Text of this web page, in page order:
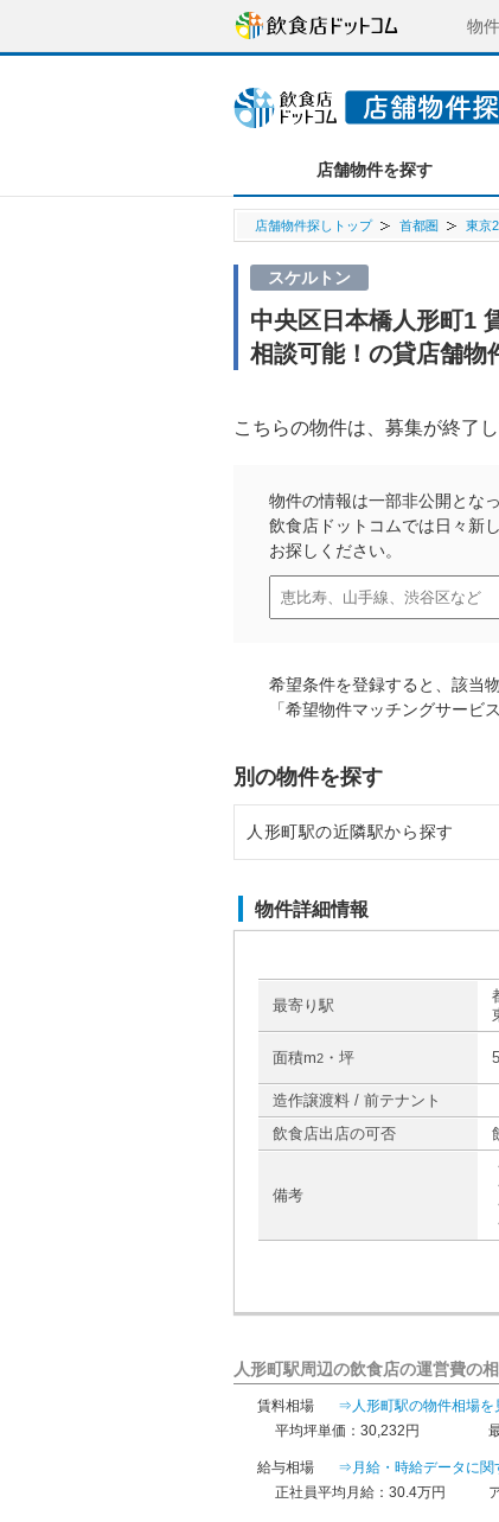
物
店舗物件を探す
店舗物件探しトップ 首都圏 東京
スケルトン
中央区日本橋人形町1
相談可能！の貸店舗物
こちらの物件は、募集が終了し
物件の情報は一部非公開とな
飲食店ドットコムでは日々新
お探しください。
希望条件を登録すると、該当
「希望物件マッチングサービ
別の物件を探す
人形町駅の近隣駅から探す
茅場町駅の店舗物件・貸店舗
小伝馬町駅の店舗物件・貸店
物件詳細情報
最寄り駅
面積m2 ・坪
造作譲渡料 / 前テナント
飲食店出店の可否
備考
人形町駅周辺の飲食店の運営費の
賃料相場
⇒人形町駅の物件相場を
平均坪単価：30,232円
給与相場
⇒月給・時給データに関
正社員平均月給：30.4万円